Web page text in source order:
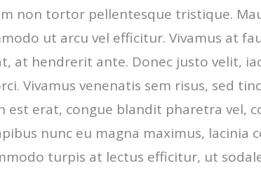
non tortor pellentesque tristique.
ut arcu vel efficitur. Vivamus at
at hendrerit ante. Donec justo velit,
Vivamus venenatis sem risus, sed
est erat, congue blandit pharetra vel,
nunc eu magna maximus, lacinia
turpis at lectus efficitur, ut